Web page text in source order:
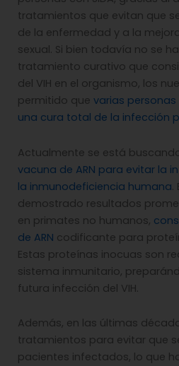
tratamientos que evitan que
de la enfermedad y a la
sexual. Si bien todavía no se
tratamiento curativo que
del VIH en el organismo, los
permitido que varias
una cura total de la infección
Actualmente se está
vacuna de ARN para evitar la
la inmunodeficiencia humana.
demostrado resultados
en primates no humanos,
de ARN codificante para
Estas proteínas inocuas son
sistema inmunitario,
futura infección del VIH.
Además, en las últimas
tratamientos para evitar que
pacientes infectados, lo que